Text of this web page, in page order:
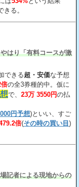
る。
はり「有料コースが激
できる超・安価な予想
の全3券種的中。仮に
で、 23万 3550円の払
円予想)といい、すご
倍(その時の買い目)
記者による現地からの